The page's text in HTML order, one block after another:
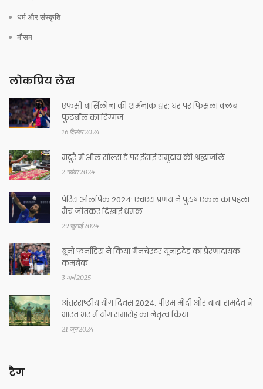
धर्म और संस्कृति
मौसम
लोकप्रिय लेख
एफसी बार्सिलोना की शर्मनाक हार: घर पर फिसला क्लब
फुटबॉल का दिग्गज
16 दिसंबर 2024
मदुरै में ऑल सोल्स डे पर ईसाई समुदाय की श्रद्धांजलि
2 नवंबर 2024
पेरिस ओलंपिक 2024: एचएस प्रणय ने पुरुष एकल का पहला
मैच जीतकर दिखाई धमक
29 जुलाई 2024
ब्रूनो फर्नांडिस ने किया मैनचेस्टर यूनाइटेड का प्रेरणादायक
कमबैक
3 मार्च 2025
अंतरराष्ट्रीय योग दिवस 2024: पीएम मोदी और बाबा रामदेव ने
भारत भर में योग समारोह का नेतृत्व किया
21 जून 2024
टैग